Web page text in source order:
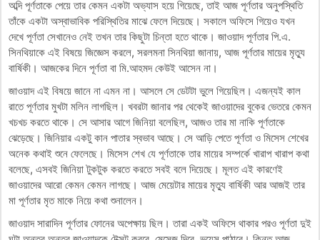
অব্দি পূর্ণতাকে পেয়ে তার কেমন একটা অভ্যাস হয়ে গিয়েছে, তাই আজ পূর্ণতার অনুপস্থিতি
তাঁকে একটা অস্বাভাবিক পরিস্থিতির মাঝে ফেলে দিয়েছে। সকালে অফিসে গিয়েও যখন
দেখে পূর্ণতা সেখানেও নেই তখন তার কিছুটা চিন্তা হতে থাকে। জাওয়াদ পূর্ণতার পি.এ.
সিনথিয়াকে এই বিষয়ে জিজ্ঞেস করলে, সরলমনা সিনথিয়া জানায়, আজ পূর্ণতার মায়ের মৃত্যু
বার্ষিকী। আজকের দিনে পূর্ণতা বা মি.আহমদ কেউই আসেন না।
জাওয়াদ এই বিষয়ে জানে না এমন না। আসলে সে ডেটটা ভুলে গিয়েছিল। এজন্যই কাল
রাতে পূর্ণতার মুখটা মলিন লাগছিল। খবরটা জানার পর থেকেই জাওয়াদের বুকের ভেতরে কেমন
খচখচ করতে থাকে। সে আসার আগে জিনিয়া বলেছিল, আজও তার মা নাকি পূর্ণতাকে
ঝেড়েছে। জিনিয়ার একটু কান পাতার স্বভাব আছে। সে আড়ি পেতে পূর্ণতা ও মিসেস শেখের
অনেক কথাই শুনে ফেলেছে। মিসেস শেখ যে পূর্ণতাকে তার মায়ের সম্পর্কে খারাপ খারাপ কথা
বলেছে, এসবই জিনিয়া টুকটুক করতে করতে সবই বলে দিয়েছে। মূলত এই কারণেই
জাওয়াদের আরো কেমন কেমন লাগছে। আজ মেয়েটার মায়ের মৃত্যু বার্ষিকী আর আজই তার
মা পূর্ণতার মৃত মাকে নিয়ে কথা শুনালেন।
জাওয়াদ সারাদিন পূর্ণতার ফোনের অপেক্ষায় ছিল। তারা একই অফিসে থাকার পরও পূর্ণতা দুই